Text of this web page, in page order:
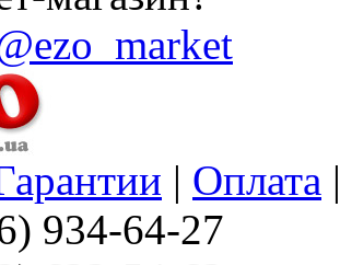
| Оплата
934-64-27